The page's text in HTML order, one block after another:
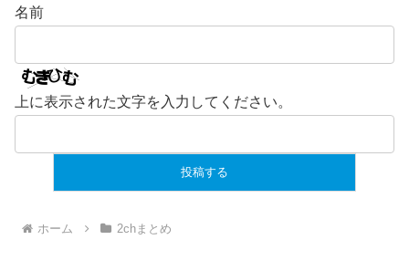
名前
上に表示された文字を入力してください。
ホーム 2chまとめ